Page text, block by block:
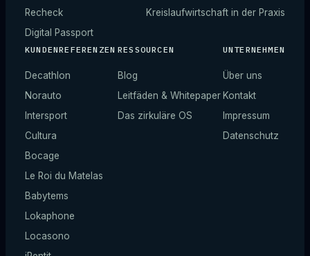
Recheck
Digital Passport
Kreislaufwirtschaft in der Praxis
KUNDENREFERENZEN
Decathlon
Norauto
Intersport
Cultura
Bocage
Le Roi du Matelas
Babytems
Lokaphone
Locasono
RESSOURCEN
Blog
Leitfäden & Whitepaper
Das zirkuläre OS
UNTERNEHMEN
Über uns
Kontakt
Impressum
Datenschutz